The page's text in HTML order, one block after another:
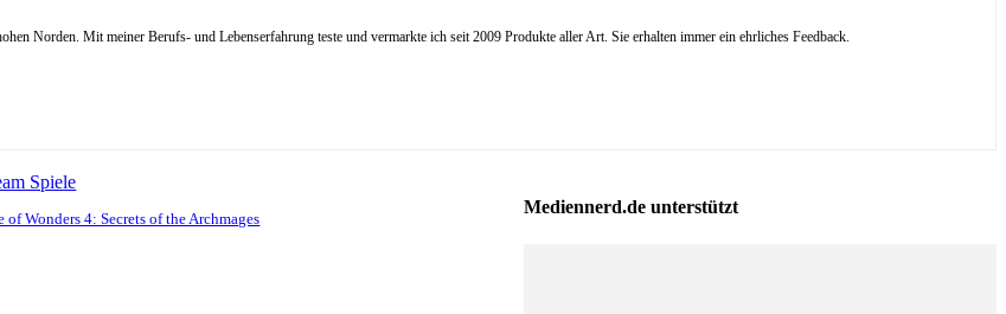
Norden. Mit meiner Berufs- und Lebenserfahrung teste und vermarkte ich seit 2009 Produkte aller Art. Sie erhalten immer ein ehrliches Feedback.
Spiele
of Wonders 4: Secrets of the Archmages
Mediennerd.de unterstützt